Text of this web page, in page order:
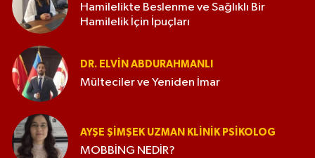
Hamilelikte Beslenme ve Sağlıklı Bir
Hamilelik İçin İpuçları
DR. ELVIN ABDURAHMANLI
Mülteciler ve Yeniden İmar
AYŞE ŞIMŞEK UZMAN KLINIK PSIKOLOG
MOBBİNG NEDİR?